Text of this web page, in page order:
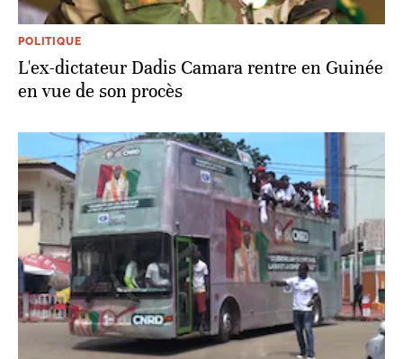
POLITIQUE
L'ex-dictateur Dadis Camara rentre en Guinée
en vue de son procès